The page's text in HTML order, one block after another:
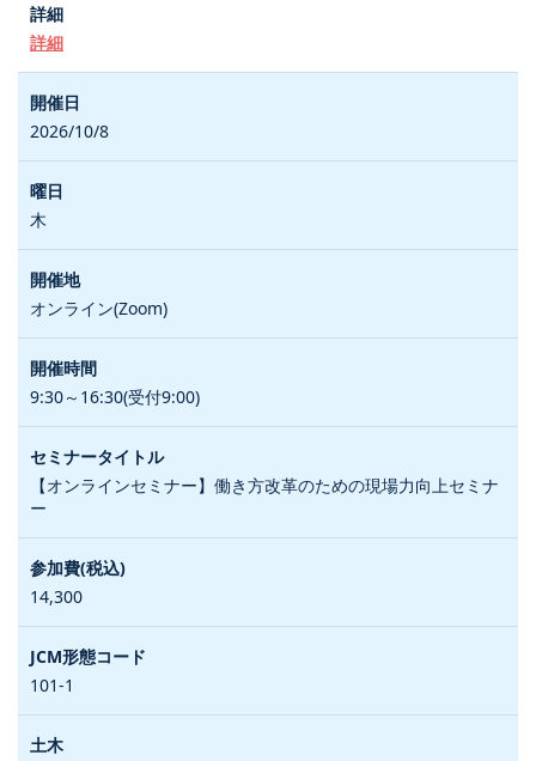
詳細
2026/10/8
木
オンライン(Zoom)
9:30～16:30(受付9:00)
【オンラインセミナー】働き方改革のための現場力向上セミナ
ー
14,300
101-1